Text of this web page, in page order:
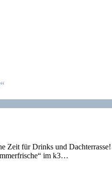
Zeit für Drinks und Dachterrasse!
im k3…